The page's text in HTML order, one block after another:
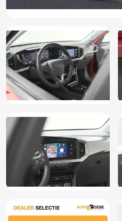
Navigatie-pakket
Passagiersairbag
Passagiersstoel in hoogte
Radio
RDW-leges
Regensensor
Schakelmogelijkheid aan
Sfeerverlichting
Stuurwiel verwarmd
Verkeersbord detectie
Vermoeidheids herkenning
Volledige